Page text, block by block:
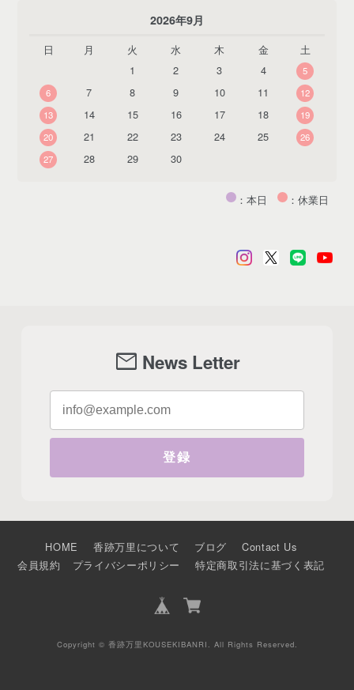
2026年9月
日 月 火 水 木 金
土
1
2 3 4
5
6
7 8 9 10 11
12
13
14 15 16 17 18
19
20
21 22 23 24 25
26
27
28 29 30
：本日 ：休業日
mail News Letter
登録
HOME 香跡万里について ブログ
Contact Us
会員規約
プライバシーポリシー 特定商取引法に基づく表記
Copyright © 香跡万里KOUSEKIBANRI. All Rights Reserved.